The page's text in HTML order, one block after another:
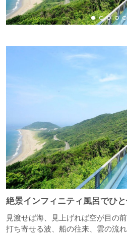
絶景インフィニティ風呂でひ
見渡せば海、見上げれば空が目の
打ち寄せる波、船の往来、雲の流